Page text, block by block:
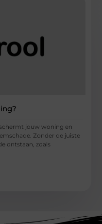
jouw woning en
Zonder de juiste
ontstaan, zoals